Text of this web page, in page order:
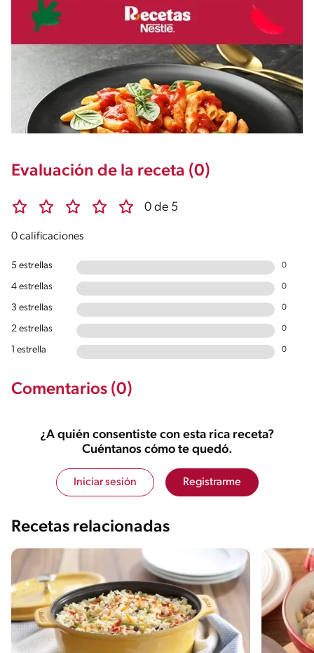
Evaluación de la receta (0)
0 de 5
0 calificaciones
5 estrellas 0
4 estrellas 0
3 estrellas 0
2 estrellas 0
1 estrella 0
Comentarios (0)
¿A quién consentiste con esta rica receta?
Cuéntanos cómo te quedó.
Iniciar sesión Registrarme
Recetas relacionadas